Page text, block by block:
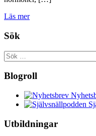
Läs mer
Sök
Sök
efter:
Blogroll
Utbildningar